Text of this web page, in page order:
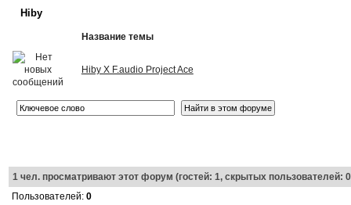
Hiby
Название темы
Hiby X F.audio Project Ace
1чел. просматривают этот форум (гостей: 1, скрытых пользователей:
Пользователей: 0